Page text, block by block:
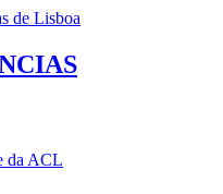
da ACL